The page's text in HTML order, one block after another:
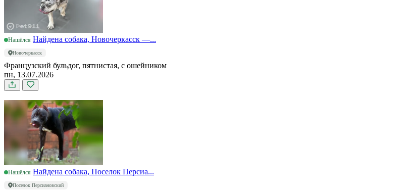
Нашёлся Найдена собака, Новочеркасск —...
Новочеркасск
Французский бульдог, пятнистая, с ошейником
пн, 13.07.2026
Нашёлся Найдена собака, Поселок Персиа...
Поселок Персиановский